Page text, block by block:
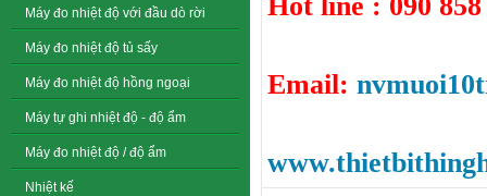
Máy đo nhiệt độ với đầu dò rời
Máy đo nhiệt độ tủ sấy
Máy đo nhiệt độ hồng ngoại
Máy tự ghi nhiệt độ - độ ẩm
Máy đo nhiệt độ / độ ẩm
Nhiệt kế
Email: